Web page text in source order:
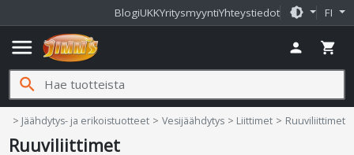
BlogiUKKYritysmyyntiYhteystiedot brightness_medium FI
menu person shopping_cart
search
Jimms.fi
Jäähdytys- ja erikoistuotteet Vesijäähdytys Liittimet Ruuviliittimet
Ruuviliittimet